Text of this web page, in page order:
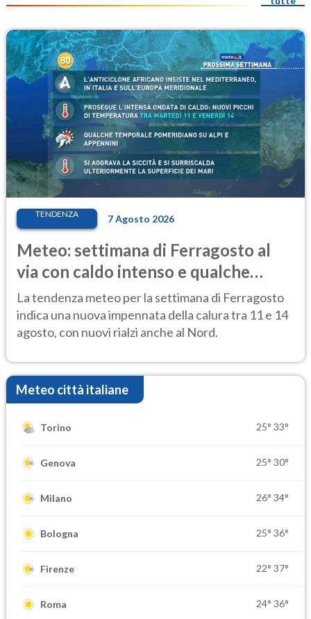
TENDENZA 7 Agosto 2026
Meteo: settimana di Ferragosto al
via con caldo intenso e qualche
temporale
La tendenza meteo per la settimana di Ferragosto
indica una nuova impennata della calura tra 11 e 14
agosto, con nuovi rialzi anche al Nord.
Meteo città italiane
Torino 25° 33°
Genova 25° 30°
Milano 26° 34°
Bologna 25° 36°
Firenze 22° 37°
Roma 24° 36°